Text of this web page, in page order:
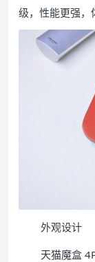
级，性能更强，
外观设计
天猫魔盒